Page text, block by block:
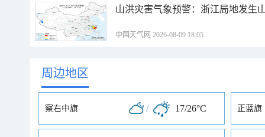
山洪灾害气象预警：浙江局地发生
中国天气网 2026-08-09 18:05
周边地区
察右中旗 / 17/26°C 正蓝旗